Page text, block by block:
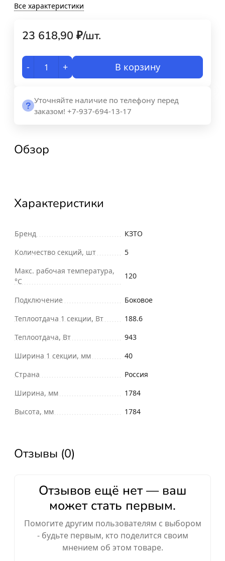
Все характеристики
23 618,90 ₽/шт.
- + В корзину
Уточняйте наличие по телефону перед
заказом! +7-937-694-13-17
Обзор
Характеристики
Бренд
КЗТО
Количество секций, шт
5
Макс. рабочая температура,
°С
120
Подключение
Боковое
Теплоотдача 1 секции, Вт
188.6
Теплоотдача, Вт
943
Ширина 1 секции, мм
40
Страна
Россия
Ширина, мм
1784
Высота, мм
1784
Отзывы (0)
Отзывов ещё нет — ваш
может стать первым.
Помогите другим пользователям с выбором
- будьте первым, кто поделится своим
мнением об этом товаре.